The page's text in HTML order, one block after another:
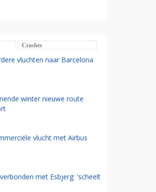
Crashes
vluchten naar Barcelona
winter nieuwe route
vlucht met Airbus
met Esbjerg: 'scheelt